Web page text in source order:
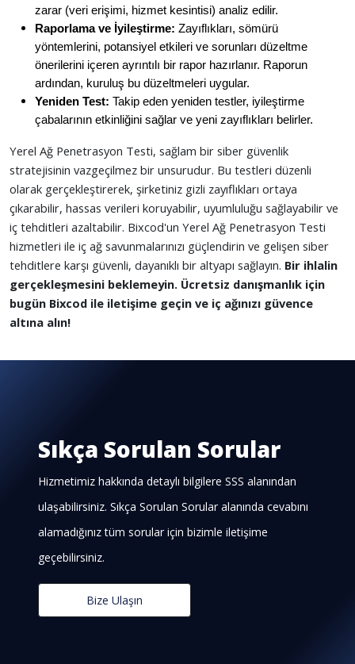
zarar (veri erişimi, hizmet kesintisi) analiz edilir.
Raporlama ve İyileştirme: Zayıflıkları, sömürü
yöntemlerini, potansiyel etkileri ve sorunları düzeltme
önerilerini içeren ayrıntılı bir rapor hazırlanır. Raporun
ardından, kuruluş bu düzeltmeleri uygular.
Yeniden Test: Takip eden yeniden testler, iyileştirme
çabalarının etkinliğini sağlar ve yeni zayıflıkları belirler.
Yerel Ağ Penetrasyon Testi, sağlam bir siber güvenlik
stratejisinin vazgeçilmez bir unsurudur. Bu testleri düzenli
olarak gerçekleştirerek, şirketiniz gizli zayıflıkları ortaya
çıkarabilir, hassas verileri koruyabilir, uyumluluğu sağlayabilir ve
iç tehditleri azaltabilir. Bixcod'un Yerel Ağ Penetrasyon Testi
hizmetleri ile iç ağ savunmalarınızı güçlendirin ve gelişen siber
tehditlere karşı güvenli, dayanıklı bir altyapı sağlayın. Bir ihlalin
gerçekleşmesini beklemeyin. Ücretsiz danışmanlık için
bugün Bixcod ile iletişime geçin ve iç ağınızı güvence
altına alın!
Sıkça Sorulan Sorular
Hizmetimiz hakkında detaylı bilgilere SSS alanından
ulaşabilirsiniz. Sıkça Sorulan Sorular alanında cevabını
alamadığınız tüm sorular için bizimle iletişime
geçebilirsiniz.
Bize Ulaşın